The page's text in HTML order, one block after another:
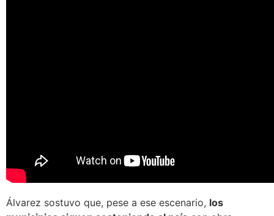
Álvarez sostuvo que, pese a ese escenario, los